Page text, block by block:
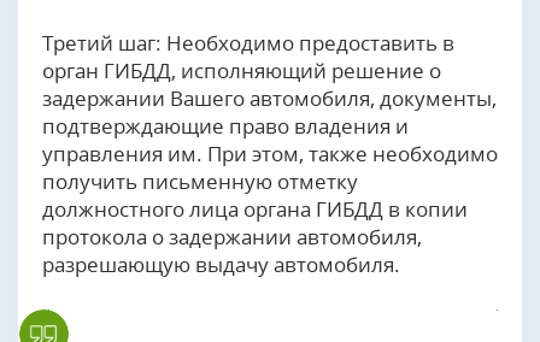
Третий шаг: Необходимо предоставить в
орган ГИБДД, исполняющий решение о
задержании Вашего автомобиля, документы,
подтверждающие право владения и
управления им. При этом, также необходимо
получить письменную отметку
должностного лица органа ГИБДД в копии
протокола о задержании автомобиля,
разрешающую выдачу автомобиля.